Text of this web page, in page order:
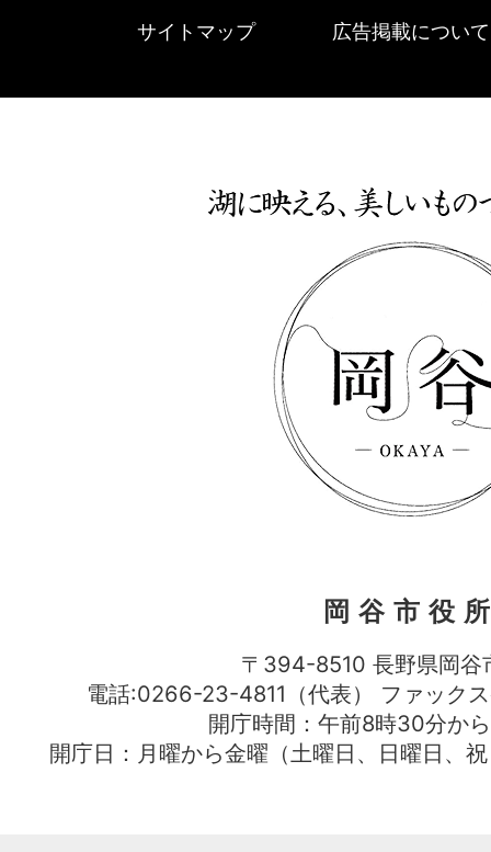
サイトマップ 広告掲載について
岡谷市役
〒394-8510 長野県岡谷
電話:0266-23-4811（代表） ファッ
開庁時間：午前8時30分か
開庁日：月曜から金曜（土曜日、日曜日、